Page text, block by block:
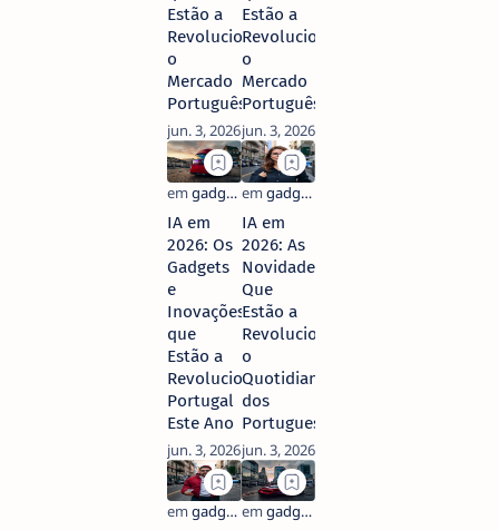
Estão a
Revolucionar
o
Mercado
Português
Estão a
Revolucionar
o
Mercado
Português
IA em
2026: Os
Gadgets
e
Inovações
que
Estão a
Revolucionar
Portugal
Este Ano
IA em
2026: As
Novidades
Que
Estão a
Revolucionar
o
Quotidiano
dos
Portugueses